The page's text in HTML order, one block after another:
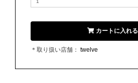
カートに入れる
＊取り扱い店舗： twelve